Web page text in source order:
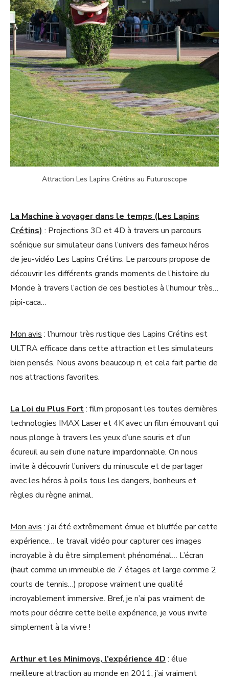
Attraction Les Lapins Crétins au Futuroscope
La Machine à voyager dans le temps (Les Lapins
Crétins) : Projections 3D et 4D à travers un parcours
scénique sur simulateur dans l’univers des fameux héros
de jeu-vidéo Les Lapins Crétins. Le parcours propose de
découvrir les différents grands moments de l’histoire du
Monde à travers l’action de ces bestioles à l’humour très…
pipi-caca…
Mon avis : l’humour très rustique des Lapins Crétins est
ULTRA efficace dans cette attraction et les simulateurs
bien pensés. Nous avons beaucoup ri, et cela fait partie de
nos attractions favorites.
La Loi du Plus Fort: film proposant les toutes dernières
technologies IMAX Laser et 4K avec un film émouvant qui
nous plonge à travers les yeux d’une souris et d’un
écureuil au sein d’une nature impardonnable. On nous
invite à découvrir l’univers du minuscule et de partager
avec les héros à poils tous les dangers, bonheurs et
règles du règne animal.
Mon avis : j’ai été extrêmement émue et bluffée par cette
expérience… le travail vidéo pour capturer ces images
incroyable à du être simplement phénoménal… L’écran
(haut comme un immeuble de 7 étages et large comme 2
courts de tennis…) propose vraiment une qualité
incroyablement immersive. Bref, je n’ai pas vraiment de
mots pour décrire cette belle expérience, je vous invite
simplement à la vivre !
Arthur et les Minimoys, l’expérience 4D : élue
meilleure attraction au monde en 2011, j’ai vraiment